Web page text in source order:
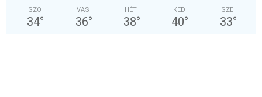
SZO
34°
VAS
36°
HÉT
38°
KED
40°
SZE
33°